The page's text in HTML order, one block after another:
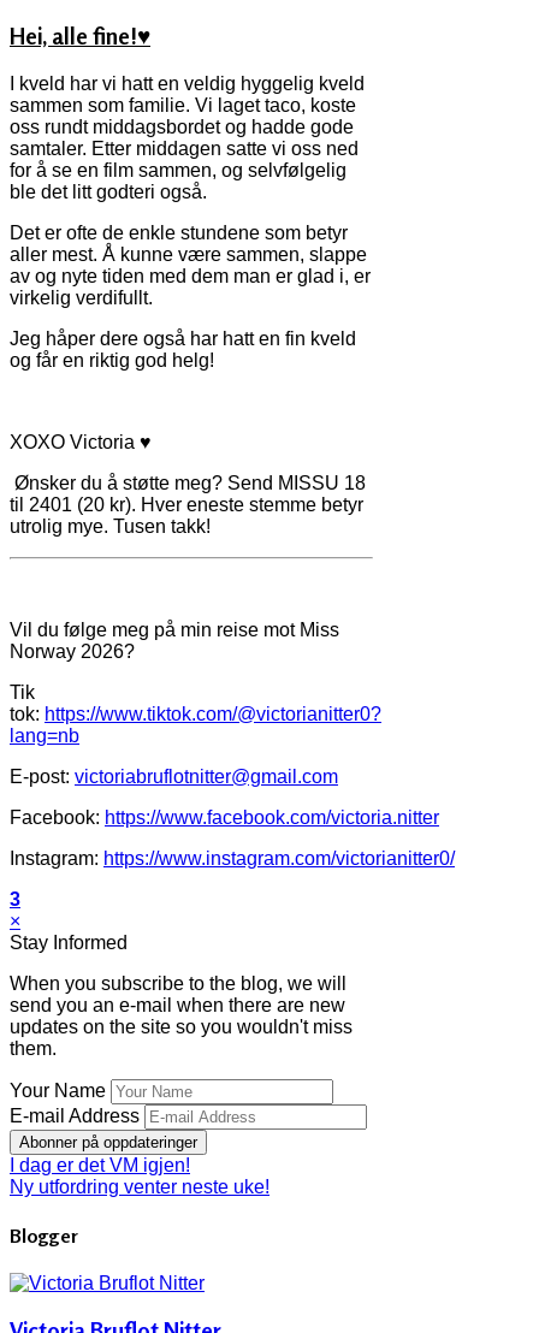
Hei, alle fine!♥
I kveld har vi hatt en veldig hyggelig kveld
sammen som familie. Vi laget taco, koste
oss rundt middagsbordet og hadde gode
samtaler. Etter middagen satte vi oss ned
for å se en film sammen, og selvfølgelig
ble det litt godteri også.
Det er ofte de enkle stundene som betyr
aller mest. Å kunne være sammen, slappe
av og nyte tiden med dem man er glad i, er
virkelig verdifullt.
Jeg håper dere også har hatt en fin kveld
og får en riktig god helg!
XOXO Victoria ♥
Ønsker du å støtte meg? Send MISSU 18
til 2401 (20 kr). Hver eneste stemme betyr
utrolig mye. Tusen takk!
Vil du følge meg på min reise mot Miss
Norway 2026?
Tik
tok: https://www.tiktok.com/@victorianitter0?
lang=nb
E-post: victoriabruflotnitter@gmail.com
Facebook: https://www.facebook.com/victoria.nitter
Instagram: https://www.instagram.com/victorianitter0/
3
×
Stay Informed
When you subscribe to the blog, we will
send you an e-mail when there are new
updates on the site so you wouldn't miss
them.
Your Name
E-mail Address
Abonner på oppdateringer
I dag er det VM igjen!
Ny utfordring venter neste uke!
Blogger